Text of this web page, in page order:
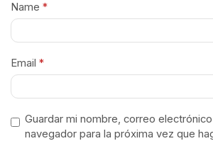
Name *
Email *
Guardar mi nombre, correo
navegador para la próxima vez que